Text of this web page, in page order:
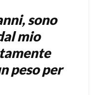
sono
mio
peso per